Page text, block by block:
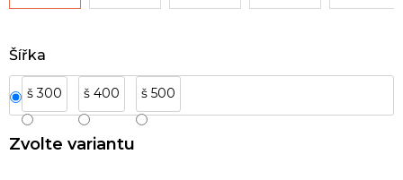
Šířka
š 300 š 400 š 500
Zvolte variantu